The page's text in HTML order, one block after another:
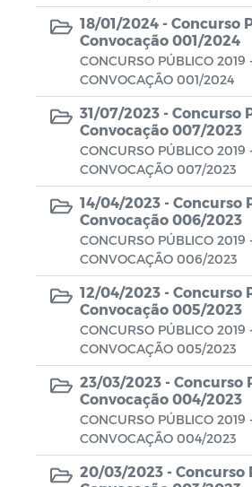
18/01/2024 - Concurso
Convocação 001/2024
CONCURSO PÚBLICO 2019
CONVOCAÇÃO 001/2024
31/07/2023 - Concurso
Convocação 007/2023
CONCURSO PÚBLICO 2019
CONVOCAÇÃO 007/2023
14/04/2023 - Concurso
Convocação 006/2023
CONCURSO PÚBLICO 2019
CONVOCAÇÃO 006/2023
12/04/2023 - Concurso
Convocação 005/2023
CONCURSO PÚBLICO 2019
CONVOCAÇÃO 005/2023
23/03/2023 - Concurso
Convocação 004/2023
CONCURSO PÚBLICO 2019
CONVOCAÇÃO 004/2023
20/03/2023 - Concurso